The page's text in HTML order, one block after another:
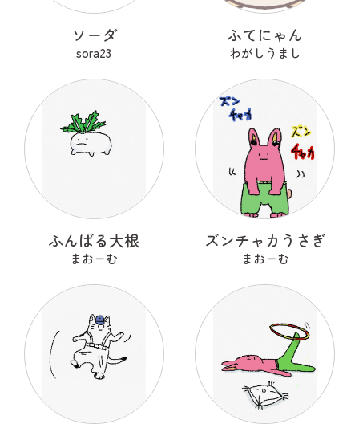
ソーダ
sora23
ふてにゃん
わがしうまし
ふんばる大根
まおーむ
ズンチャカうさぎ
まおーむ